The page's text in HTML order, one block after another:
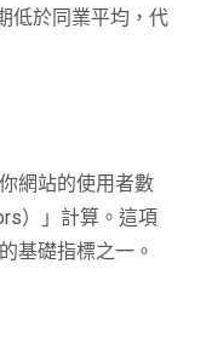
低於同業平均，代
網站的使用者數
）」計算。這項
基礎指標之一。